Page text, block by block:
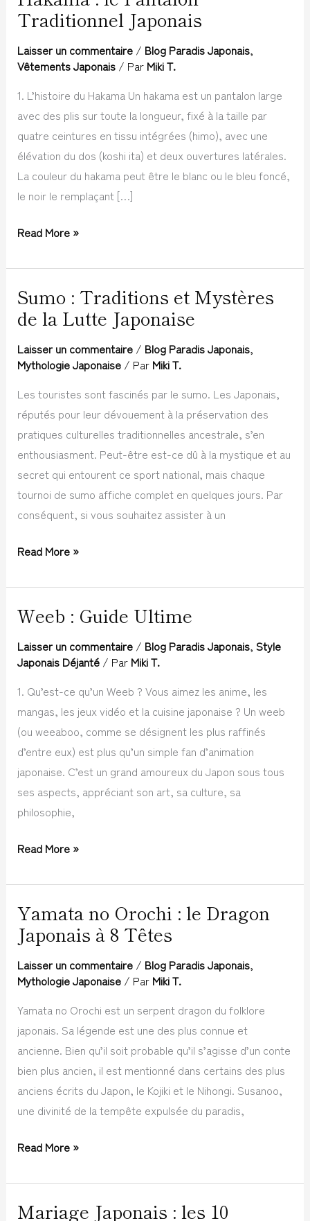
Traditionnel Japonais
Laisser un commentaire / Blog Paradis Japonais,
Vêtements Japonais/ Par Miki T.
1. L’histoire du Hakama Un hakama est un pantalon large
avec des plis sur toute la longueur, fixé à la taille par
quatre ceintures en tissu intégrées (himo), avec une
élévation du dos (koshi ita) et deux ouvertures latérales.
La couleur du hakama peut être le blanc ou le bleu foncé,
le noir le remplaçant […]
:
Pantalon
Traditionnel
Japonais
Read More »
Sumo : Traditions et Mystères
de la Lutte Japonaise
Laisser un commentaire / Blog Paradis Japonais,
Mythologie Japonaise/ Par Miki T.
Les touristes sont fascinés par le sumo. Les Japonais,
réputés pour leur dévouement à la préservation des
pratiques culturelles traditionnelles ancestrale, s’en
enthousiasment. Peut-être est-ce dû à la mystique et au
secret qui entourent ce sport national, mais chaque
tournoi de sumo affiche complet en quelques jours. Par
conséquent, si vous souhaitez assister à un
Sumo
:
et
Mystères
de
la
Lutte
Japonaise
Read More »
Weeb : Guide Ultime
Laisser un commentaire / Blog Paradis Japonais, Style
Japonais Déjanté/ Par Miki T.
1. Qu’est-ce qu’un Weeb ? Vous aimez les anime, les
mangas, les jeux vidéo et la cuisine japonaise ? Un weeb
(ou weeaboo, comme se désignent les plus raffinés
d’entre eux) est plus qu’un simple fan d’animation
japonaise. C’est un grand amoureux du Japon sous tous
ses aspects, appréciant son art, sa culture, sa
philosophie,
Weeb
Guide
Ultime
Read More »
Yamata no Orochi : le Dragon
Japonais à 8 Têtes
Laisser un commentaire / Blog Paradis Japonais,
Mythologie Japonaise/ Par Miki T.
Yamata no Orochi est un serpent dragon du folklore
japonais. Sa légende est une des plus connue et
ancienne. Bien qu’il soit probable qu’il s’agisse d’un conte
bien plus ancien, il est mentionné dans certains des plus
anciens écrits du Japon, le Kojiki et le Nihongi. Susanoo,
une divinité de la tempête expulsée du paradis,
Yamata
no
Orochi
:
le
Dragon
Japonais
à
8
Têtes
Read More »
Mariage Japonais : les 10
Mariage